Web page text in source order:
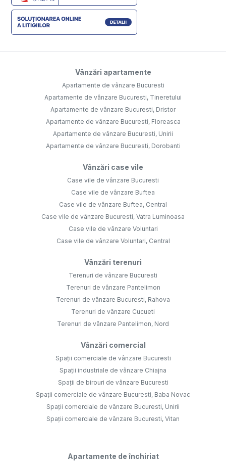
Vânzări apartamente
Apartamente de vânzare Bucuresti
Apartamente de vânzare Bucuresti, Tineretului
Apartamente de vânzare Bucuresti, Dristor
Apartamente de vânzare Bucuresti, Floreasca
Apartamente de vânzare Bucuresti, Unirii
Apartamente de vânzare Bucuresti, Dorobanti
Vânzări case vile
Case vile de vânzare Bucuresti
Case vile de vânzare Buftea
Case vile de vânzare Buftea, Central
Case vile de vânzare Bucuresti, Vatra Luminoasa
Case vile de vânzare Voluntari
Case vile de vânzare Voluntari, Central
Vânzări terenuri
Terenuri de vânzare Bucuresti
Terenuri de vânzare Pantelimon
Terenuri de vânzare Bucuresti, Rahova
Terenuri de vânzare Cucueti
Terenuri de vânzare Pantelimon, Nord
Vânzări comercial
Spații comerciale de vânzare Bucuresti
Spații industriale de vânzare Chiajna
Spații de birouri de vânzare Bucuresti
Spații comerciale de vânzare Bucuresti, Baba Novac
Spații comerciale de vânzare Bucuresti, Unirii
Spații comerciale de vânzare Bucuresti, Vitan
Apartamente de închiriat